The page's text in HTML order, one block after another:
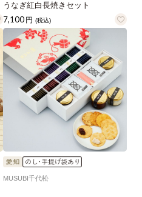
うなぎ紅白長焼きセット
7,100 円 (税込)
MUSUBI千代松